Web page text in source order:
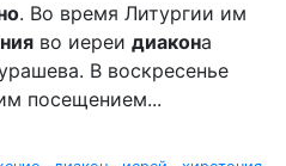
. Во время Литургии им
во иереи диакона
В воскресенье
посещением...